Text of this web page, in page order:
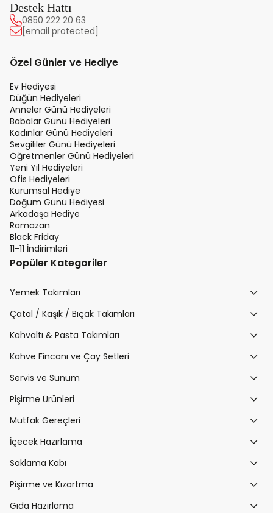
Destek Hattı
0850 222 20 63
[email protected]
Özel Günler ve Hediye
Ev Hediyesi
Düğün Hediyeleri
Anneler Günü Hediyeleri
Babalar Günü Hediyeleri
Kadınlar Günü Hediyeleri
Sevgililer Günü Hediyeleri
Öğretmenler Günü Hediyeleri
Yeni Yıl Hediyeleri
Ofis Hediyeleri
Kurumsal Hediye
Doğum Günü Hediyesi
Arkadaşa Hediye
Ramazan
Black Friday
11-11 İndirimleri
Popüler Kategoriler
Yemek Takımları
Çatal / Kaşık / Bıçak Takımları
Kahvaltı & Pasta Takımları
Kahve Fincanı ve Çay Setleri
Servis ve Sunum
Pişirme Ürünleri
Mutfak Gereçleri
İçecek Hazırlama
Saklama Kabı
Pişirme ve Kızartma
Gıda Hazırlama